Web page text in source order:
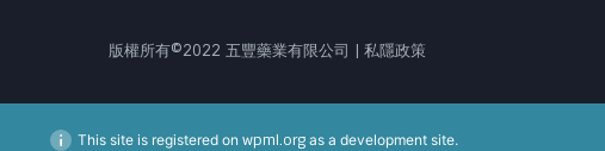
版權所有©2022 五豐藥業有限公司 | 私隱政策
This site is registered on wpml.orgas a development site.